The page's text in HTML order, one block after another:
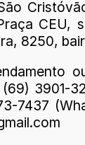
CEU,
8250,
3901-
7437